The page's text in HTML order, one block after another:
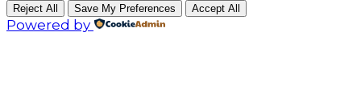
Reject All Save My Preferences Accept All
Powered by